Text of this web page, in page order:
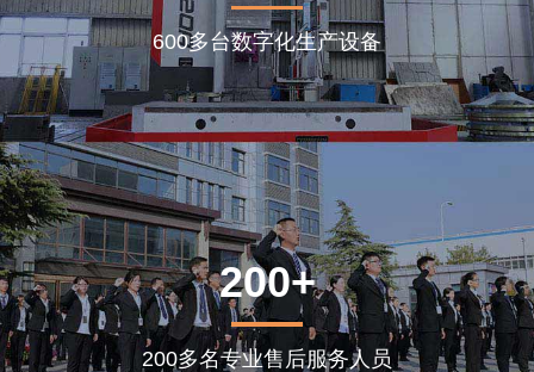
600多台数字化生产设备
200+
200多名专业售后服务人员